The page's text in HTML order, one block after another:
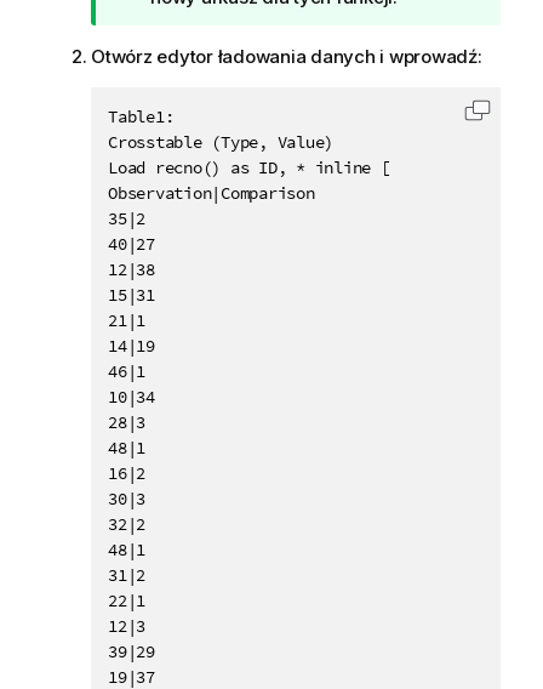
z
k
Otwórz edytor ładowania danych i wprowadź:
Table1:
Crosstable (Type, Value)
Load recno() as ID, * inline [
Observation|Comparison
35|2
40|27
12|38
15|31
21|1
14|19
46|1
10|34
28|3
48|1
16|2
30|3
32|2
48|1
31|2
22|1
12|3
39|29
19|37